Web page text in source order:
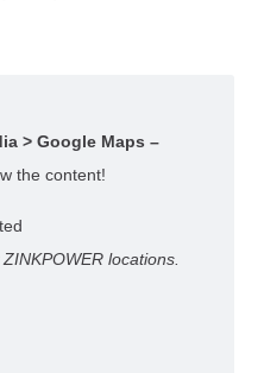
> Google Maps –
the content!
locations.